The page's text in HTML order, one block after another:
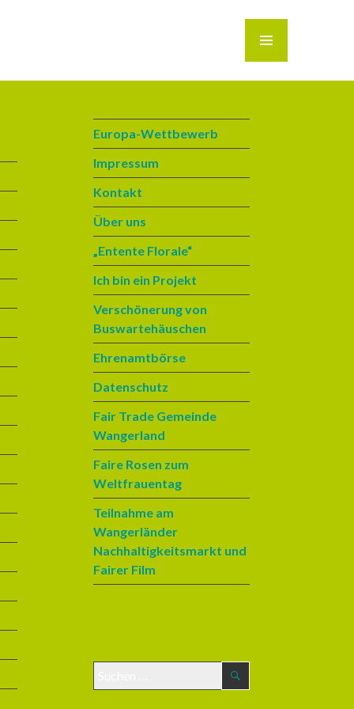
Europa-Wettbewerb
Impressum
Kontakt
Über uns
„Entente Florale“
Ich bin ein Projekt
Verschönerung von
Buswartehäuschen
Ehrenamtbörse
Datenschutz
Fair Trade Gemeinde
Wangerland
Faire Rosen zum
Weltfrauentag
Teilnahme am
Wangerländer
Nachhaltigkeitsmarkt und
Fairer Film
u